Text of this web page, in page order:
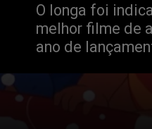
O longa foi
melhor filme de
ano de